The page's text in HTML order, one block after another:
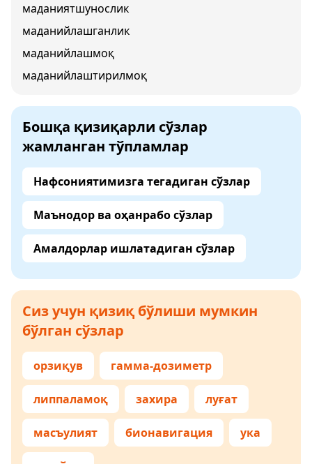
маданиятшунослик
маданийлашганлик
маданийлашмоқ
маданийлаштирилмоқ
Бошқа қизиқарли сўзлар
жамланган тўпламлар
Нафсониятимизга тегадиган сўзлар
Маънодор ва оҳанрабо сўзлар
Амалдорлар ишлатадиган сўзлар
Сиз учун қизиқ бўлиши мумкин
бўлган сўзлар
орзиқув гамма-дозиметр
липпаламоқ захира луғат
масъулият бионавигация ука